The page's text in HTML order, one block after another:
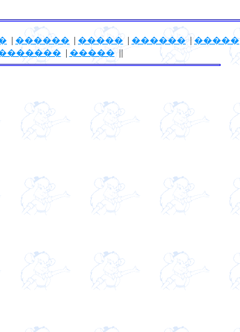
| ������ | �����| ������|�����
| �����||